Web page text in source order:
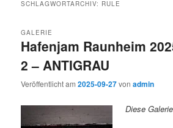
SCHLAGWORTARCHIV: RULE
Hafenjam Raunheim
2 – ANTIGRAU
GALERIE
Veröffentlicht am2025-09-27vonadmin
Diese